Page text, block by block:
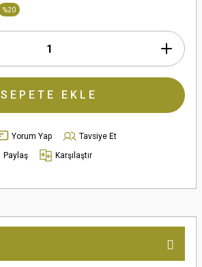
%20
SEPETE EKLE
Yorum Yap
Tavsiye Et
Paylaş Karşılaştır